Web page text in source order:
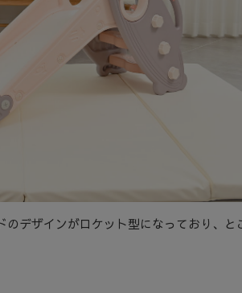
デザインがロケット型になっており、と